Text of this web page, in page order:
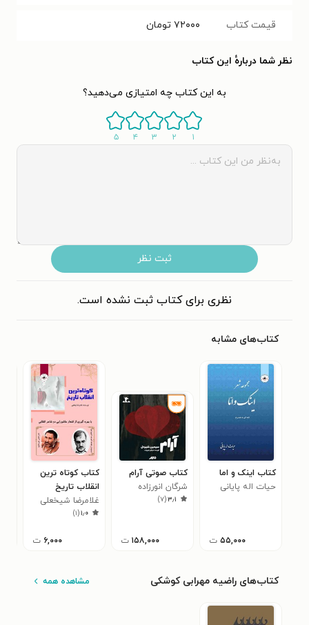
قیمت کتاب ۷۲۰۰۰ تومان
نظر شما دربارهٔ این کتاب
به این کتاب چه امتیازی می‌دهید؟
۱ ۲ ۳ ۴ ۵
ثبت نظر
نظری برای کتاب ثبت نشده است.
کتاب‌های مشابه
کتاب اینک و اما
حیات اله پایانی
۵۵,۰۰۰ ت
کتاب صوتی آرام
شرگان انورزاده
۳٫۱(۷)
۱۵۸,۰۰۰ ت
کتاب کوتاه ترین
انقلاب تاریخ
غلامرضا شیخعلی
۱٫۰(۱)
۶,۰۰۰ ت
کتاب‌های راضیه مهرابی کوشکی مشاهده همه